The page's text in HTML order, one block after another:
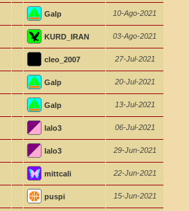
Galp 10-Ago-2021
KURD_IRAN 03-Ago-2021
cleo_2007 27-Jul-2021
Galp 20-Jul-2021
Galp 13-Jul-2021
lalo3 06-Jul-2021
lalo3 29-Jun-2021
mittcali 22-Jun-2021
puspi 15-Jun-2021